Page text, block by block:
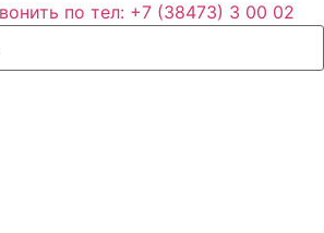
по тел: +7 (38473) 3 00 02